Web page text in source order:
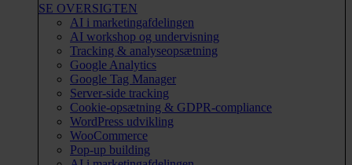
SE OVERSIGTEN
AI i marketingafdelingen
AI workshop og undervisning
Tracking & analyseopsætning
Google Analytics
Google Tag Manager
Server-side tracking
Cookie-opsætning & GDPR-compliance
WordPress udvikling
WooCommerce
Pop-up building